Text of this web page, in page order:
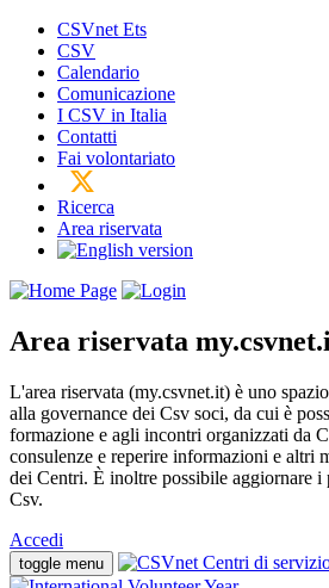
CSVnet Ets
CSV
Calendario
Comunicazione
I CSV in Italia
Contatti
Fai volontariato
Ricerca
Area riservata
Area riservata
L'area riservata (my.csvnet.it) è uno
alla governance dei Csv soci, da cui è
formazione e agli incontri organizzati da
consulenze e reperire informazioni e altri
dei Centri. È inoltre possibile aggiornare
Csv.
Accedi
toggle menu